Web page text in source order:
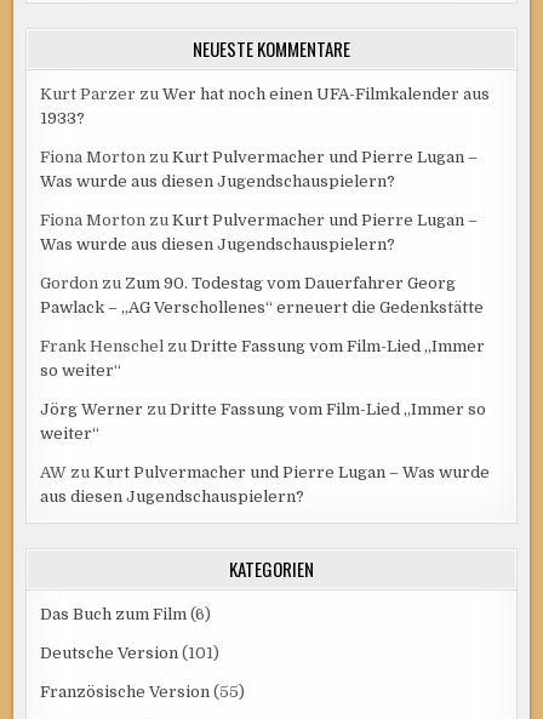
NEUESTE KOMMENTARE
Kurt Parzer zuWer hat noch einen UFA-Filmkalender aus
1933?
Fiona Morton zuKurt Pulvermacher und Pierre Lugan –
Was wurde aus diesen Jugendschauspielern?
Fiona Morton zuKurt Pulvermacher und Pierre Lugan –
Was wurde aus diesen Jugendschauspielern?
Gordon zu Zum 90. Todestag vom Dauerfahrer Georg
Pawlack – „AG Verschollenes“ erneuert die Gedenkstätte
Frank Henschel zuDritte Fassung vom Film-Lied „Immer
so weiter“
Jörg Werner zuDritte Fassung vom Film-Lied „Immer so
weiter“
AW zuKurt Pulvermacher und Pierre Lugan – Was wurde
aus diesen Jugendschauspielern?
KATEGORIEN
Das Buch zum Film (6)
Deutsche Version (101)
Französische Version (55)